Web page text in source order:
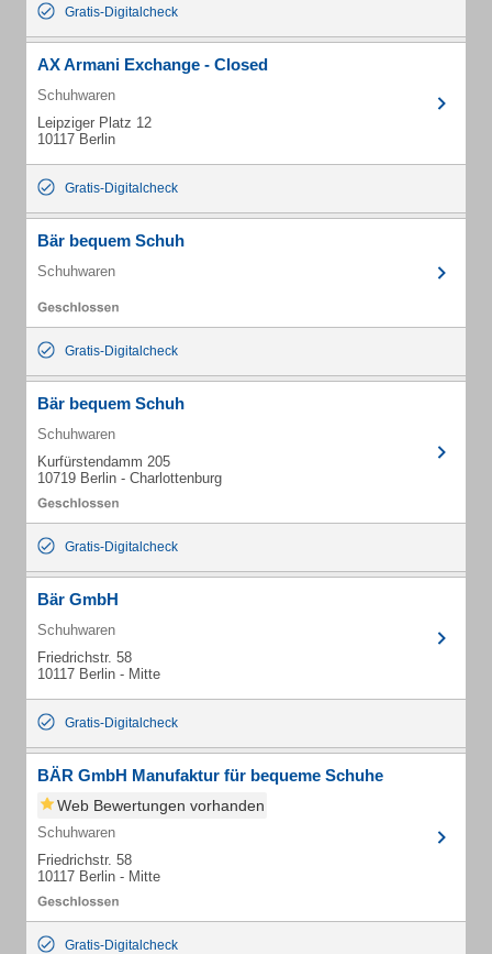
Gratis-Digitalcheck
AX Armani Exchange - Closed
Schuhwaren
Leipziger Platz 12
10117 Berlin
Gratis-Digitalcheck
Bär bequem Schuh
Schuhwaren
Gratis-Digitalcheck
Bär bequem Schuh
Schuhwaren
Kurfürstendamm 205
10719 Berlin - Charlottenburg
Gratis-Digitalcheck
Bär GmbH
Schuhwaren
Friedrichstr. 58
10117 Berlin - Mitte
Gratis-Digitalcheck
BÄR GmbH Manufaktur für bequeme Schuhe
Web Bewertungen vorhanden
Schuhwaren
Friedrichstr. 58
10117 Berlin - Mitte
Gratis-Digitalcheck